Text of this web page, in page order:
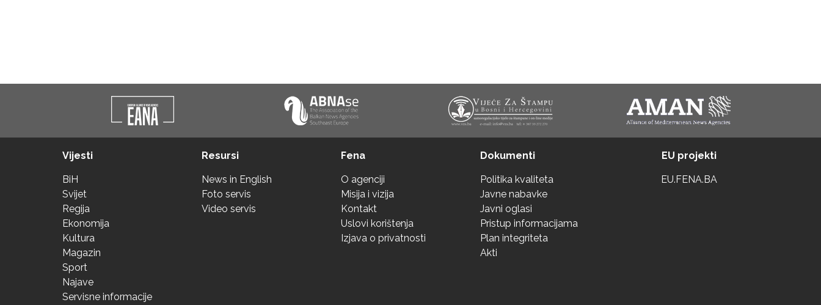
Vijesti
BiH
Svijet
Regija
Ekonomija
Kultura
Magazin
Sport
Najave
Servisne informacije
Resursi
News in English
Foto servis
Video servis
Fena
O agenciji
Misija i vizija
Kontakt
Uslovi korištenja
Izjava o privatnosti
Dokumenti
Politika kvaliteta
Javne nabavke
Javni oglasi
Pristup informacijama
Plan integriteta
Akti
EU projekti
EU.FENA.BA